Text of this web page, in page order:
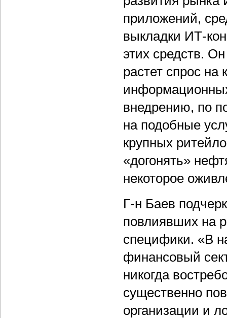
приложений,
выкладки ИТ-
этих средств.
растет спрос на
внедрению, по
на подобные
крупных
«догонять»
некоторое
Г-н Баев
повлиявших на
специфики. «В
финансовый
никогда
существенно
организации и